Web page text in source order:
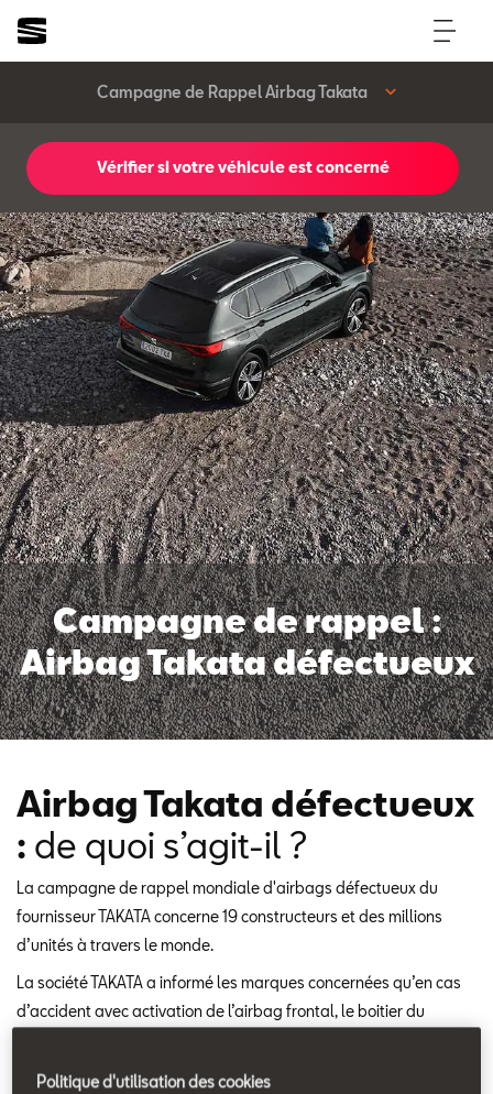
Campagne de Rappel Airbag Takata
Vérifier si votre véhicule est concerné
Campagne de rappel :
Airbag Takata défectueux
Airbag Takata défectueux
: de quoi s’agit-il ?
La campagne de rappel mondiale d'airbags défectueux du
fournisseur TAKATA concerne 19 constructeurs et des millions
d’unités à travers le monde.
La société TAKATA a informé les marques concernées qu’en cas
d’accident avec activation de l’airbag frontal, le boitier du
Politique d'utilisation des cookies